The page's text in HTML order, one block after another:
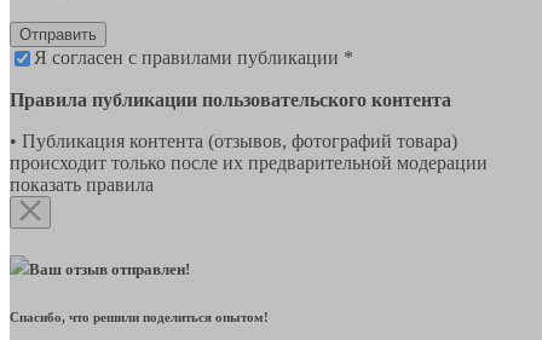
Отправить
Я согласен с правилами публикации *
Правила публикации пользовательского контента
• Публикация контента (отзывов, фотографий товара)
происходит только после их предварительной модерации
показать правила
Ваш отзыв отправлен!
Спасибо, что решили поделиться опытом!